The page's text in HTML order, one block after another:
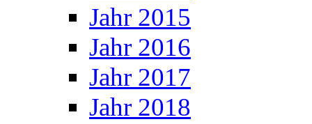
Jahr 2015
Jahr 2016
Jahr 2017
Jahr 2018